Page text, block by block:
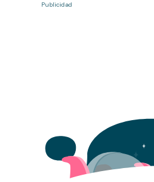
Publicidad